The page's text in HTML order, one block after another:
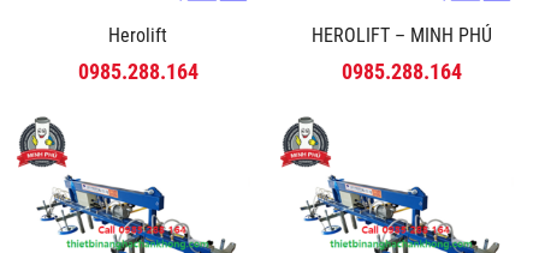
Herolift
0985.288.164
HEROLIFT – MINH PHÚ
0985.288.164